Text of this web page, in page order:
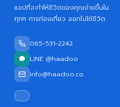
แอปที่จะทำให้ชีวิตของคุณง่ายขึ้นใน
ทุกๆ การท่องเที่ยว ออกไปใช้ชีวิต
065-531-2242
LINE @haadoo
Info@haadoo.co